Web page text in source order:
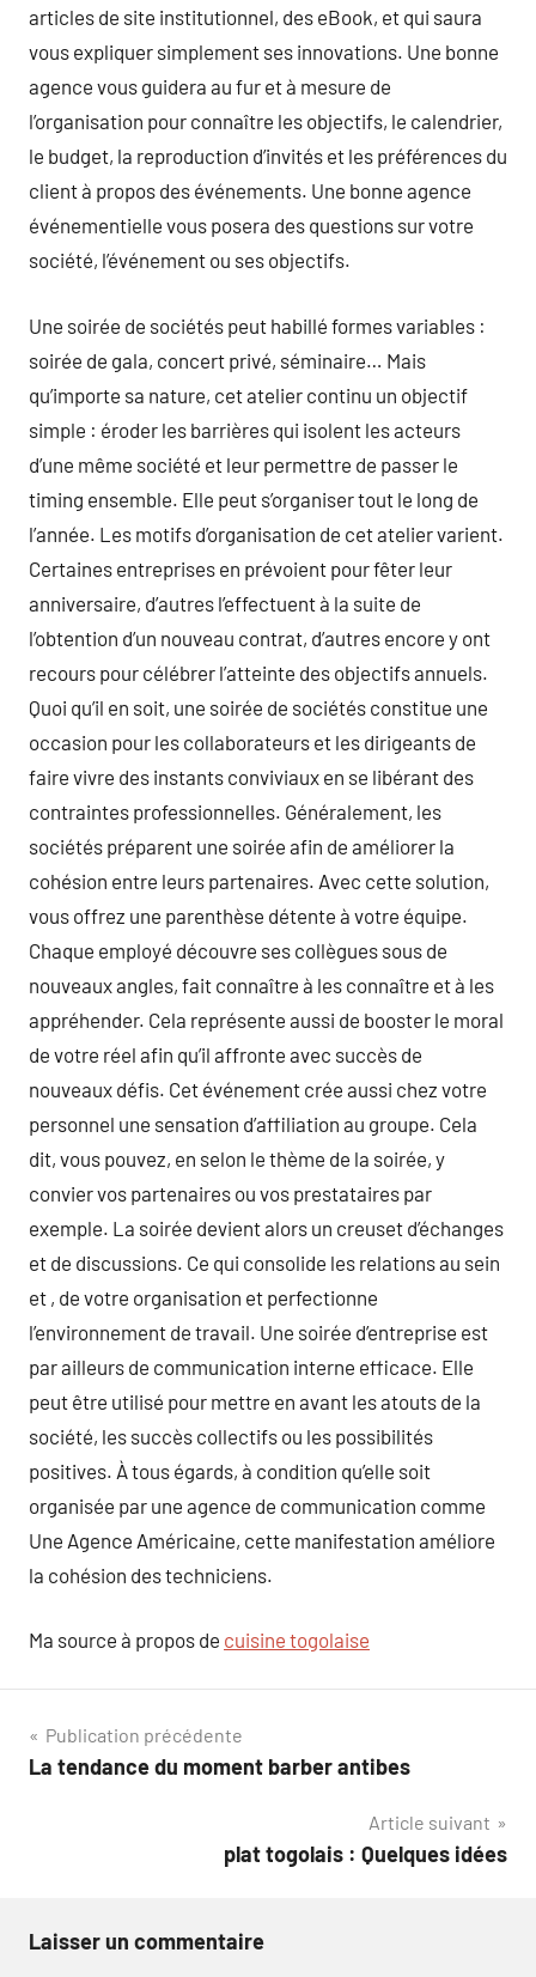
articles de site institutionnel, des eBook, et qui saura
vous expliquer simplement ses innovations. Une bonne
agence vous guidera au fur et à mesure de
l’organisation pour connaître les objectifs, le calendrier,
le budget, la reproduction d’invités et les préférences du
client à propos des événements. Une bonne agence
événementielle vous posera des questions sur votre
société, l’événement ou ses objectifs.
Une soirée de sociétés peut habillé formes variables :
soirée de gala, concert privé, séminaire… Mais
qu’importe sa nature, cet atelier continu un objectif
simple : éroder les barrières qui isolent les acteurs
d’une même société et leur permettre de passer le
timing ensemble. Elle peut s’organiser tout le long de
l’année. Les motifs d’organisation de cet atelier varient.
Certaines entreprises en prévoient pour fêter leur
anniversaire, d’autres l’effectuent à la suite de
l’obtention d’un nouveau contrat, d’autres encore y ont
recours pour célébrer l’atteinte des objectifs annuels.
Quoi qu’il en soit, une soirée de sociétés constitue une
occasion pour les collaborateurs et les dirigeants de
faire vivre des instants conviviaux en se libérant des
contraintes professionnelles. Généralement, les
sociétés préparent une soirée afin de améliorer la
cohésion entre leurs partenaires. Avec cette solution,
vous offrez une parenthèse détente à votre équipe.
Chaque employé découvre ses collègues sous de
nouveaux angles, fait connaître à les connaître et à les
appréhender. Cela représente aussi de booster le moral
de votre réel afin qu’il affronte avec succès de
nouveaux défis. Cet événement crée aussi chez votre
personnel une sensation d’affiliation au groupe. Cela
dit, vous pouvez, en selon le thème de la soirée, y
convier vos partenaires ou vos prestataires par
exemple. La soirée devient alors un creuset d’échanges
et de discussions. Ce qui consolide les relations au sein
et , de votre organisation et perfectionne
l’environnement de travail. Une soirée d’entreprise est
par ailleurs de communication interne efficace. Elle
peut être utilisé pour mettre en avant les atouts de la
société, les succès collectifs ou les possibilités
positives. À tous égards, à condition qu’elle soit
organisée par une agence de communication comme
Une Agence Américaine, cette manifestation améliore
la cohésion des techniciens.
Ma source à propos de cuisine togolaise
Navigation
de
Publication précédente
La tendance du moment barber antibes
Article suivant
plat togolais : Quelques idées
Laisser un commentaire